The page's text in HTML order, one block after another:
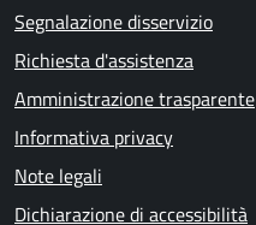
Segnalazione disservizio
Richiesta d'assistenza
Amministrazione trasparente
Informativa privacy
Note legali
Dichiarazione di accessibilità